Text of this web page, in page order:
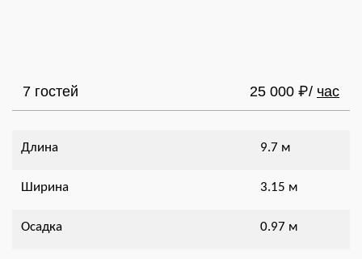
7 гостей 25 000 ₽/ час
Длина 9.7 м
Ширина 3.15 м
Осадка 0.97 м